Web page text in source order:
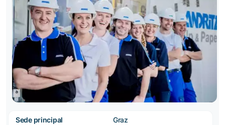
Sede principal Graz